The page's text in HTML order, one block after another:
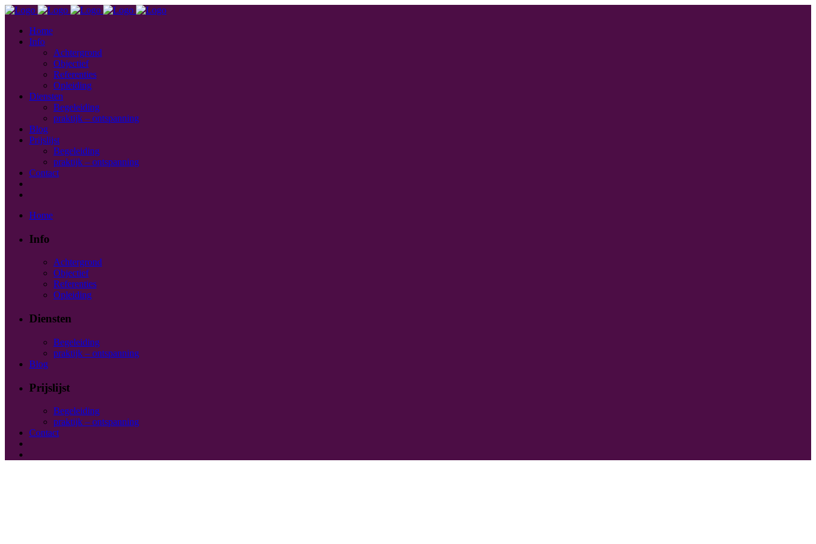
Home
Info
Achtergrond
Objectief
Referenties
Opleiding
Diensten
Begeleiding
praktijk – ontspanning
Blog
Prijslijst
Begeleiding
praktijk – ontspanning
Contact
Home
Info
Achtergrond
Objectief
Referenties
Opleiding
Diensten
Begeleiding
praktijk – ontspanning
Blog
Prijslijst
Begeleiding
praktijk – ontspanning
Contact